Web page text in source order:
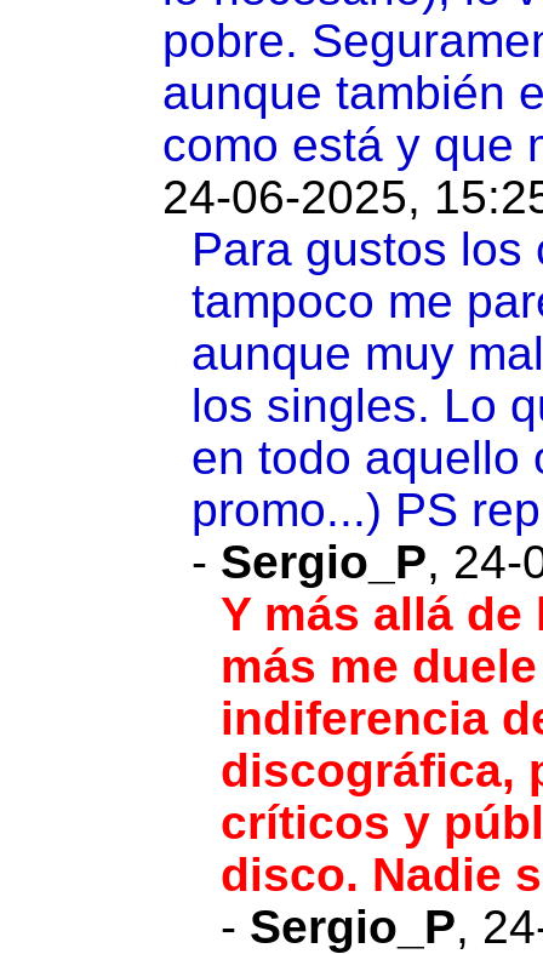
pobre.
aunque también
como está y que
24-06-2025,
Para gustos
tampoco me
aunque muy
los singles. Lo
en todo aquello
promo...) PS
- Sergio_P, 24-
Y más allá
más me
indiferencia
discográfica,
críticos y
disco. Nadie
- Sergio_P,